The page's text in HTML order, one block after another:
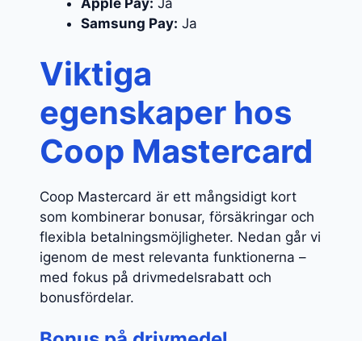
Apple Pay: Ja
Samsung Pay: Ja
Viktiga
egenskaper hos
Coop Mastercard
Coop Mastercard är ett mångsidigt kort
som kombinerar bonusar, försäkringar och
flexibla betalningsmöjligheter. Nedan går vi
igenom de mest relevanta funktionerna –
med fokus på drivmedelsrabatt och
bonusfördelar.